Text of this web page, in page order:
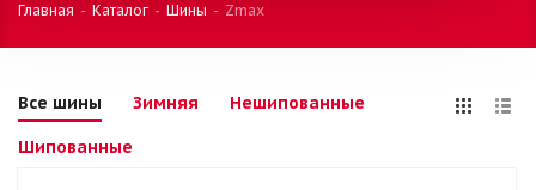
Главная - Каталог - Шины - Zmax
Все шины Зимняя Нешипованные
Шипованные